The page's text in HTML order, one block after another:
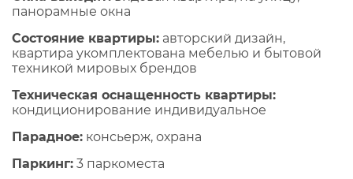
панорамные окна
Состояние квартиры: авторский дизайн,
квартира укомплектована мебелью и бытовой
техникой мировых брендов
Техническая оснащенность квартиры:
кондиционирование индивидуальное
Парадное: консьерж, охрана
Паркинг: 3 паркоместа